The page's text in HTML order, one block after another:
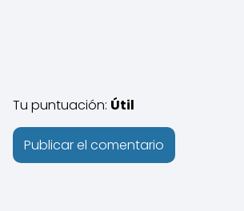
Tu puntuación: Útil